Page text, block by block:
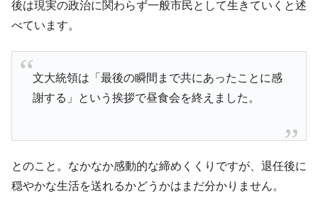
後は現実の政治に関わらず一般市民として生きていくと述
べています。
文大統領は「最後の瞬間まで共にあったことに感
謝する」という挨拶で昼食会を終えました。
とのこと。なかなか感動的な締めくくりですが、退任後に
穏やかな生活を送れるかどうかはまだ分かりません。